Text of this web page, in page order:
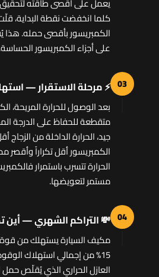
كلما انخفضت نقطة البداية،
الكمبريسور بأقصى حمله. هذا
على أجزاء الكمبريسور الحساسة.
03 ⚡ مرحلة الاستقرار —
بعد الوصول للحرارة المريحة،
متقطعة للحفاظ على الدرجة
جيد، الحرارة الداخلة من
الكمبريسور أقل تكراراً وأقصر
الحرارة تتسرب باستمرار
مستمر لتعويضها.
04 💸 التراكم الشهري — أين
15% من إجمالي استهلاك